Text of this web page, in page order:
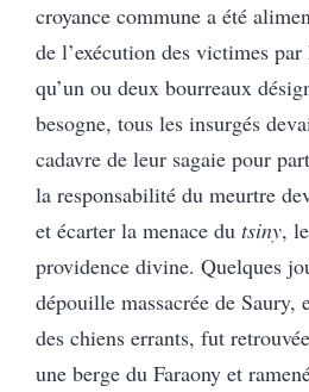
croyance commune a été
de l’exécution des victimes
qu’un ou deux bourreaux
besogne, tous les insurgés
cadavre de leur sagaie pour
la responsabilité du meurtre
et écarter la menace du tsiny,
providence divine. Quelques
dépouille massacrée de Saury,
des chiens errants, fut
une berge du Faraony et